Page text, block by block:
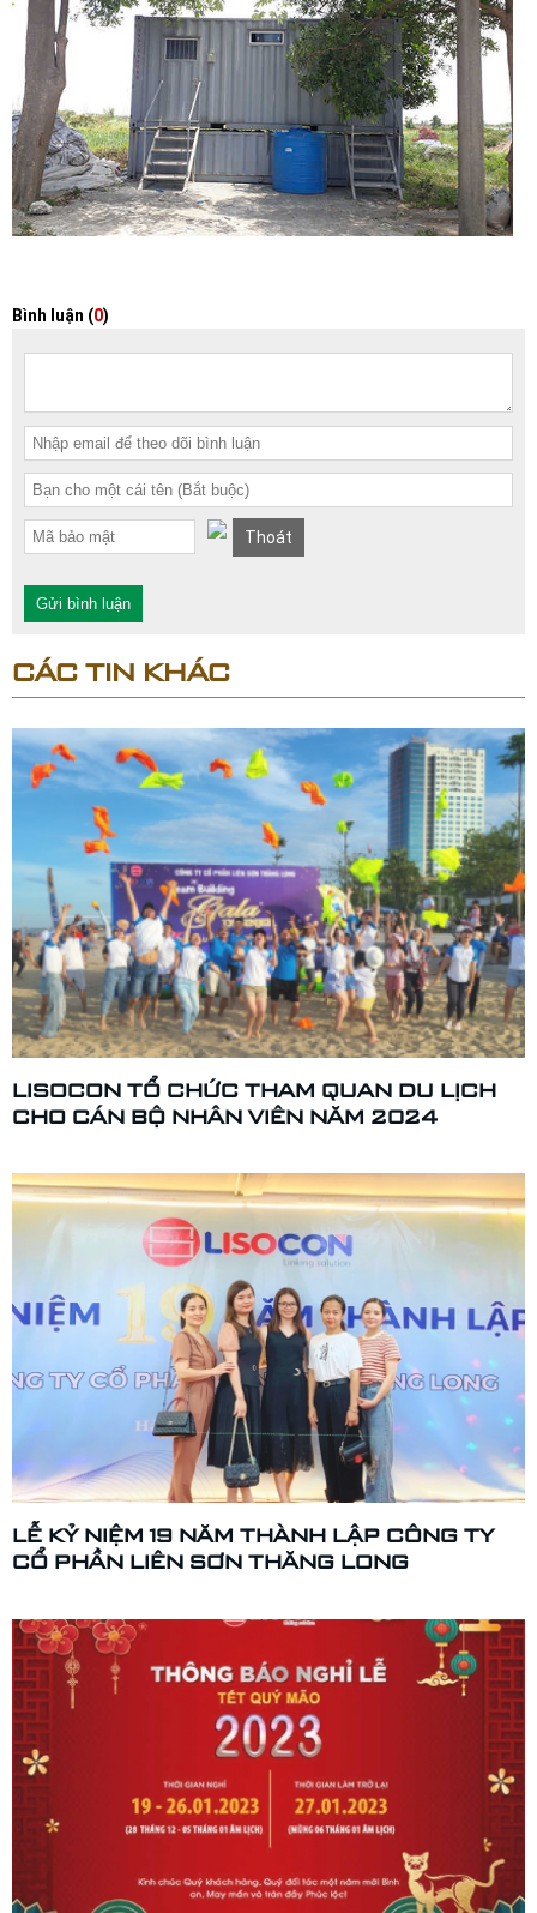
Bình luận (0)
Thoát
Gửi bình luận
CÁC TIN KHÁC
LISOCON TỔ CHỨC THAM QUAN DU LỊCH
CHO CÁN BỘ NHÂN VIÊN NĂM 2024
LỄ KỶ NIỆM 19 NĂM THÀNH LẬP CÔNG TY
CỔ PHẦN LIÊN SƠN THĂNG LONG